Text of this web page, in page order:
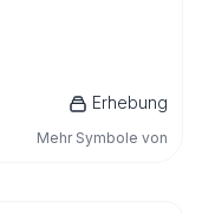
Erhebung
Mehr Symbole von